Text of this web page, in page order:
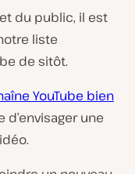
du public, il est
liste
de sitôt.
YouTube bien
une